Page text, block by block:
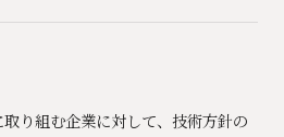
り組む企業に対して、技術方針の